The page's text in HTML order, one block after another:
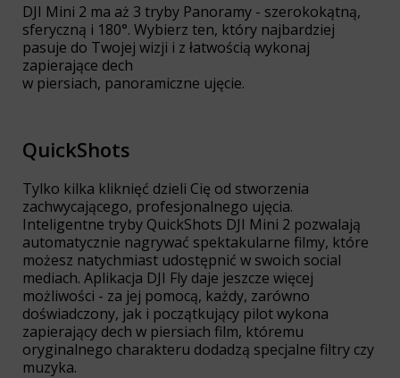
DJI Mini 2 ma aż 3 tryby Panoramy - szerokokątną,
sferyczną i 180°. Wybierz ten, który najbardziej
pasuje do Twojej wizji i z łatwością wykonaj
zapierające dech
w piersiach, panoramiczne ujęcie.
QuickShots
Tylko kilka kliknięć dzieli Cię od stworzenia
zachwycającego, profesjonalnego ujęcia.
Inteligentne tryby QuickShots DJI Mini 2 pozwalają
automatycznie nagrywać spektakularne filmy, które
możesz natychmiast udostępnić w swoich social
mediach. Aplikacja DJI Fly daje jeszcze więcej
możliwości - za jej pomocą, każdy, zarówno
doświadczony, jak i początkujący pilot wykona
zapierający dech w piersiach film, któremu
oryginalnego charakteru dodadzą specjalne filtry czy
muzyka.